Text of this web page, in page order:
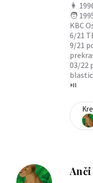
👩
🧑
KBC
6/21
9/21
03/22
⏯️
Anči